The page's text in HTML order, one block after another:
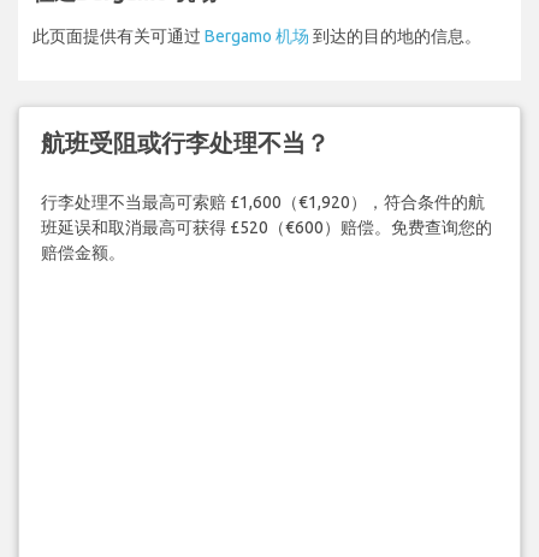
此页面提供有关可通过 Bergamo 机场 到达的目的地的信息。
航班受阻或行李处理不当？
行李处理不当最高可索赔 £1,600（€1,920），符合条件的航
班延误和取消最高可获得 £520（€600）赔偿。免费查询您的
赔偿金额。